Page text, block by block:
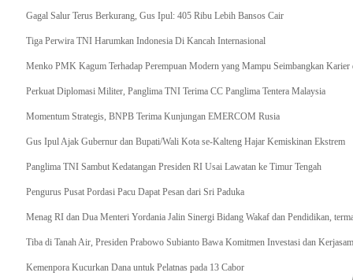
Gagal Salur Terus Berkurang, Gus Ipul: 405 Ribu Lebih Bansos Cair
Tiga Perwira TNI Harumkan Indonesia Di Kancah Internasional
Menko PMK Kagum Terhadap Perempuan Modern yang Mampu Seimbangkan Karier
Perkuat Diplomasi Militer, Panglima TNI Terima CC Panglima Tentera Malaysia
Momentum Strategis, BNPB Terima Kunjungan EMERCOM Rusia
Gus Ipul Ajak Gubernur dan Bupati/Wali Kota se-Kalteng Hajar Kemiskinan Ekstrem
Panglima TNI Sambut Kedatangan Presiden RI Usai Lawatan ke Timur Tengah
Pengurus Pusat Pordasi Pacu Dapat Pesan dari Sri Paduka
Menag RI dan Dua Menteri Yordania Jalin Sinergi Bidang Wakaf dan Pendidikan,
Tiba di Tanah Air, Presiden Prabowo Subianto Bawa Komitmen Investasi dan
Kemenpora Kucurkan Dana untuk Pelatnas pada 13 Cabor